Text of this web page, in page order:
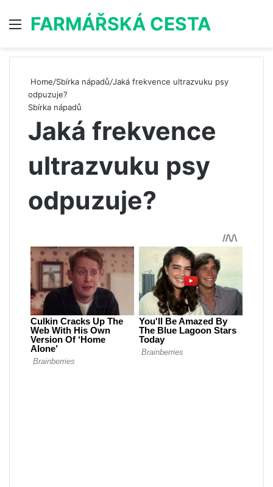
Menu
FARMÁŘSKÁ CESTA
Home/Sbírka nápadů/Jaká frekvence ultrazvuku psy
odpuzuje?
Sbírka nápadů
Jaká frekvence
ultrazvuku psy
odpuzuje?